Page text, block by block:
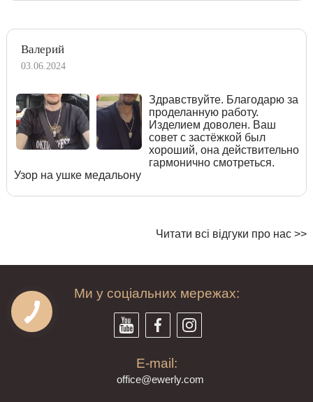
Валерий
03.06.2024
Здравствуйте. Благодарю за
проделанную работу.
Изделием доволен. Ваш
совет с застёжкой был
хороший, она действительно
гармонично смотреться.
Узор на ушке медальону
Читати всі відгуки про нас >>
Ми у соціальних мережах:
E-mail:
office@ewerly.com